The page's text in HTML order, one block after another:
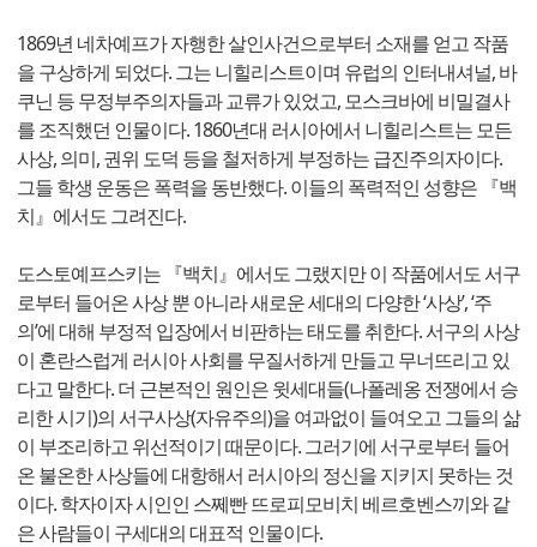
1869년 네차예프가 자행한 살인사건으로부터 소재를 얻고 작품
을 구상하게 되었다. 그는 니힐리스트이며 유럽의 인터내셔널, 바
쿠닌 등 무정부주의자들과 교류가 있었고, 모스크바에 비밀결사
를 조직했던 인물이다. 1860년대 러시아에서 니힐리스트는 모든
사상, 의미, 권위 도덕 등을 철저하게 부정하는 급진주의자이다.
그들 학생 운동은 폭력을 동반했다. 이들의 폭력적인 성향은 『백
치』에서도 그려진다.
도스토예프스키는 『백치』에서도 그랬지만 이 작품에서도 서구
로부터 들어온 사상 뿐 아니라 새로운 세대의 다양한 ‘사상’, ‘주
의’에 대해 부정적 입장에서 비판하는 태도를 취한다. 서구의 사상
이 혼란스럽게 러시아 사회를 무질서하게 만들고 무너뜨리고 있
다고 말한다. 더 근본적인 원인은 윗세대들(나폴레옹 전쟁에서 승
리한 시기)의 서구사상(자유주의)을 여과없이 들여오고 그들의 삶
이 부조리하고 위선적이기 때문이다. 그러기에 서구로부터 들어
온 불온한 사상들에 대항해서 러시아의 정신을 지키지 못하는 것
이다. 학자이자 시인인 스쩨빤 뜨로피모비치 베르호벤스끼와 같
은 사람들이 구세대의 대표적 인물이다.